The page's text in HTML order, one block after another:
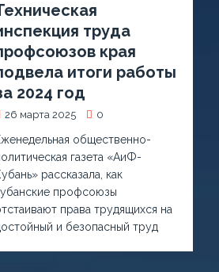
труда
края
итоги работы
2024 год
26 марта 2025 0
общественно-
газета «АиФ-
рассказала, как
профсоюзы
права трудящихся на
и безопасный труд